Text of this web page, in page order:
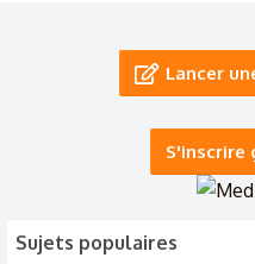
4 mois après pourquoi le je
Lancer
Sujets populaires